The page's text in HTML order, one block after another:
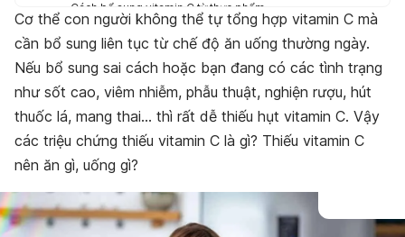
Cách bổ sung vitamin C từ thực phẩm
Cơ thể con người không thể tự tổng hợp vitamin C mà
cần bổ sung liên tục từ chế độ ăn uống thường ngày.
Nếu bổ sung sai cách hoặc bạn đang có các tình trạng
như sốt cao, viêm nhiễm, phẫu thuật, nghiện rượu, hút
thuốc lá, mang thai… thì rất dễ thiếu hụt vitamin C. Vậy
các triệu chứng thiếu vitamin C là gì? Thiếu vitamin C
nên ăn gì, uống gì?